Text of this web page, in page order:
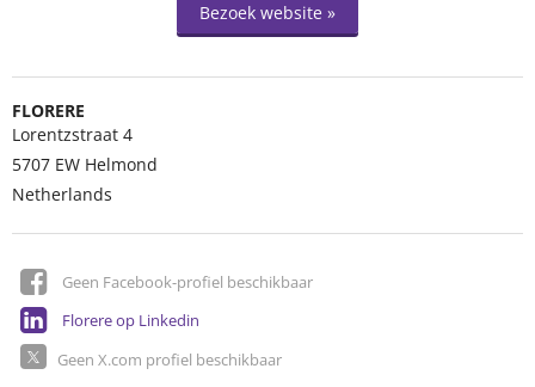
Bezoek website »
FLORERE
Lorentzstraat 4
5707 EW Helmond
Netherlands
Geen Facebook-profiel beschikbaar
Florere op Linkedin
Geen X.com profiel beschikbaar